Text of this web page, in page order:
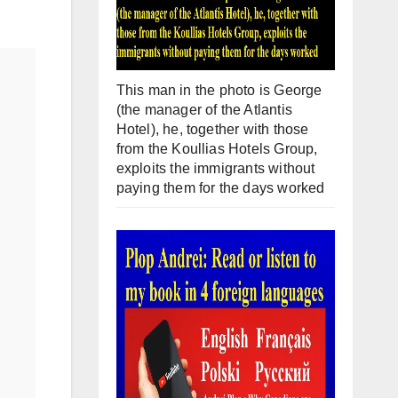
This man in the photo is George
(the manager of the Atlantis
Hotel), he, together with those
from the Koullias Hotels Group,
exploits the immigrants without
paying them for the days worked